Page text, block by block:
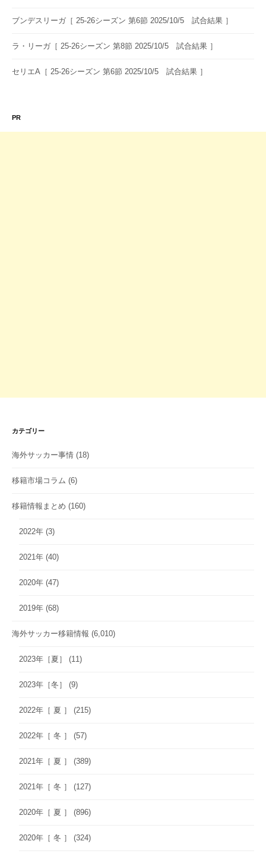
ブンデスリーガ［ 25-26シーズン 第6節 2025/10/5 試合結果 ］
ラ・リーガ［ 25-26シーズン 第8節 2025/10/5 試合結果 ］
セリエA［ 25-26シーズン 第6節 2025/10/5 試合結果 ］
PR
カテゴリー
海外サッカー事情 (18)
移籍市場コラム (6)
移籍情報まとめ (160)
2022年 (3)
2021年 (40)
2020年 (47)
2019年 (68)
海外サッカー移籍情報 (6,010)
2023年［夏］ (11)
2023年［冬］ (9)
2022年［ 夏 ］ (215)
2022年［ 冬 ］ (57)
2021年［ 夏 ］ (389)
2021年［ 冬 ］ (127)
2020年［ 夏 ］ (896)
2020年［ 冬 ］ (324)